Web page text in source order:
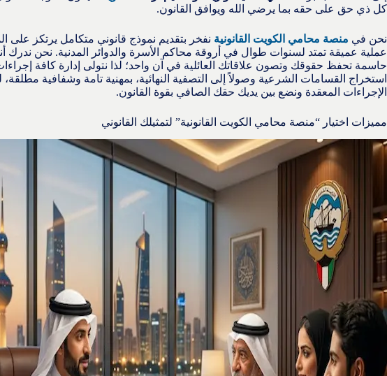
كل ذي حق على حقه بما يرضي الله ويوافق القانون.
نحن في منصة محامي الكويت القانونية نفخر بتقديم نموذج قانوني متكامل يرتكز على
عملية عميقة تمتد لسنوات طوال في أروقة محاكم الأسرة والدوائر المدنية. نحن
حاسمة تحفظ حقوقك وتصون علاقاتك العائلية في آن واحد؛ لذا نتولى إدارة كافة
استخراج القسامات الشرعية وصولاً إلى التصفية النهائية، بمهنية تامة وشفافية
الإجراءات المعقدة ونضع بين يديك حقك الصافي بقوة القانون.
مميزات اختيار “منصة محامي الكويت القانونية” لتمثيلك القانوني